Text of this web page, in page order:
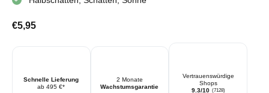
€5,95
Schnelle Lieferung
ab 495 €*
2 Monate
Wachstumsgarantie
Vertrauenswürdige
Shops
9.3/10 (7128)